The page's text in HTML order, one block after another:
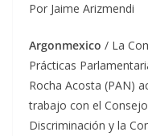
Por Jaime Arizmendi
Argonmexico / La
Prácticas
Rocha Acosta (PAN)
trabajo con el
Discriminación y la